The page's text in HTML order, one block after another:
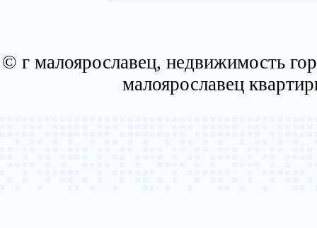
© г малоярославец, недвижимость
малоярославец